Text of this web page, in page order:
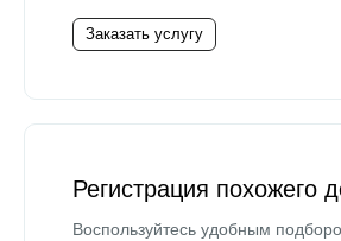
Заказать услугу
Регистрация похожего
Воспользуйтесь удобным